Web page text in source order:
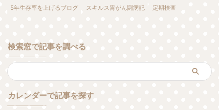
5年生存率を上げるブログ スキルス胃がん闘病記 定期検査
検索窓で記事を調べる
カレンダーで記事を探す